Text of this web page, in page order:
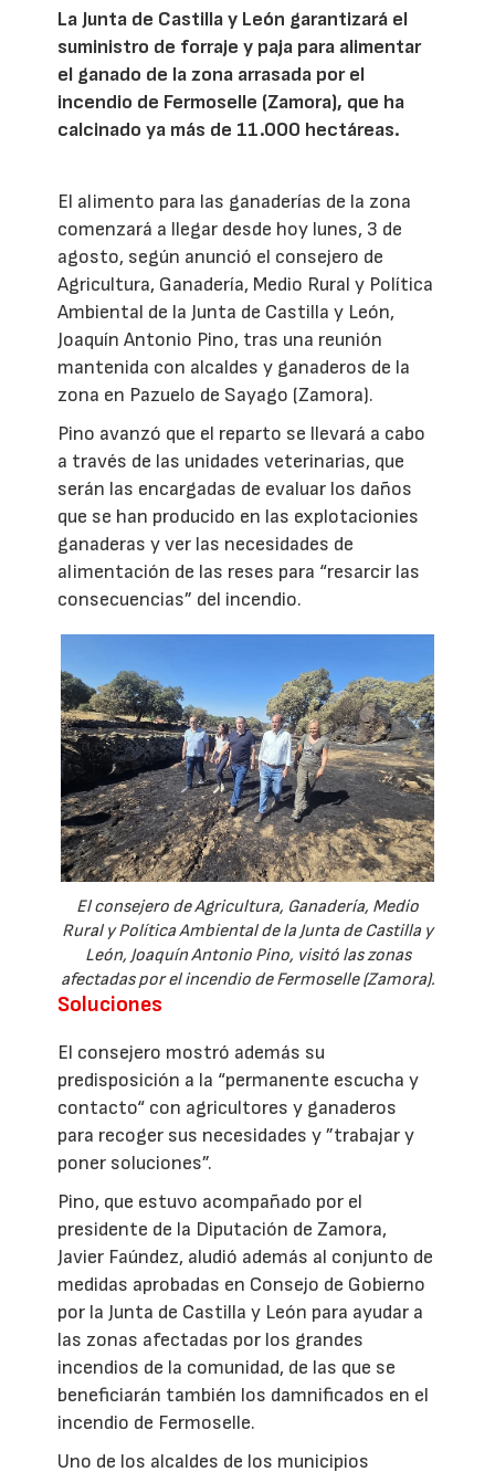
La Junta de Castilla y León garantizará el
suministro de forraje y paja para alimentar
el ganado de la zona arrasada por el
incendio de Fermoselle (Zamora), que ha
calcinado ya más de 11.000 hectáreas.
El alimento para las ganaderías de la zona
comenzará a llegar desde hoy lunes, 3 de
agosto, según anunció el consejero de
Agricultura, Ganadería, Medio Rural y Política
Ambiental de la Junta de Castilla y León,
Joaquín Antonio Pino, tras una reunión
mantenida con alcaldes y ganaderos de la
zona en Pazuelo de Sayago (Zamora).
Pino avanzó que el reparto se llevará a cabo
a través de las unidades veterinarias, que
serán las encargadas de evaluar los daños
que se han producido en las explotacionies
ganaderas y ver las necesidades de
alimentación de las reses para “resarcir las
consecuencias” del incendio.
El consejero de Agricultura, Ganadería, Medio
Rural y Política Ambiental de la Junta de Castilla y
León, Joaquín Antonio Pino, visitó las zonas
afectadas por el incendio de Fermoselle (Zamora).
Soluciones
El consejero mostró además su
predisposición a la “permanente escucha y
contacto“ con agricultores y ganaderos
para recoger sus necesidades y ”trabajar y
poner soluciones”.
Pino, que estuvo acompañado por el
presidente de la Diputación de Zamora,
Javier Faúndez, aludió además al conjunto de
medidas aprobadas en Consejo de Gobierno
por la Junta de Castilla y León para ayudar a
las zonas afectadas por los grandes
incendios de la comunidad, de las que se
beneficiarán también los damnificados en el
incendio de Fermoselle.
Uno de los alcaldes de los municipios